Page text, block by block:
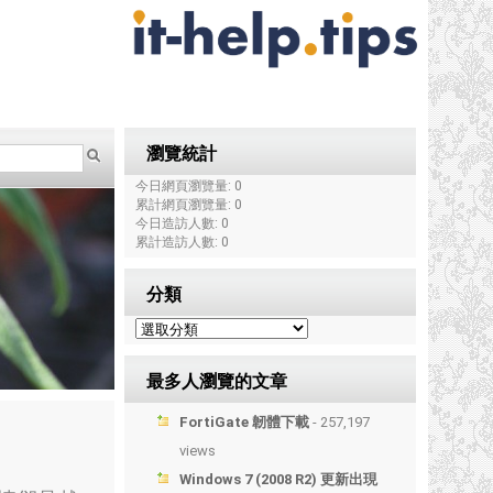
瀏覽統計
今日網頁瀏覽量: 0
累計網頁瀏覽量: 0
今日造訪人數: 0
累計造訪人數: 0
分類
最多人瀏覽的文章
FortiGate 韌體下載 - 257,197
views
Windows 7 (2008 R2) 更新出現